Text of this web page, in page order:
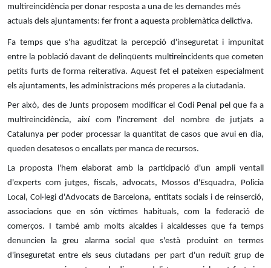
multireincidència per donar resposta a una de les demandes més
actuals dels ajuntaments: fer front a aquesta problemàtica delictiva.
Fa temps que s'ha aguditzat la percepció d'inseguretat i impunitat
entre la població davant de delinqüents multireincidents que cometen
petits furts de forma reiterativa. Aquest fet el pateixen especialment
els ajuntaments, les administracions més properes a la ciutadania.
Per això, des de Junts proposem modificar el Codi Penal pel que fa a
multireincidència, així com l'increment del nombre de jutjats a
Catalunya per poder processar la quantitat de casos que avui en dia,
queden desatesos o encallats per manca de recursos.
La proposta l'hem elaborat amb la participació d'un ampli ventall
d'experts com jutges, fiscals, advocats, Mossos d'Esquadra, Policia
Local, Col·legi d'Advocats de Barcelona, entitats socials i de reinserció,
associacions que en són víctimes habituals, com la federació de
comerços. I també amb molts alcaldes i alcaldesses que fa temps
denuncien la greu alarma social que s'està produint en termes
d'inseguretat entre els seus ciutadans per part d'un reduït grup de